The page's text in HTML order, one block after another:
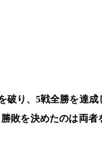
破り、5戦全勝を達
敗を決めたのは両者